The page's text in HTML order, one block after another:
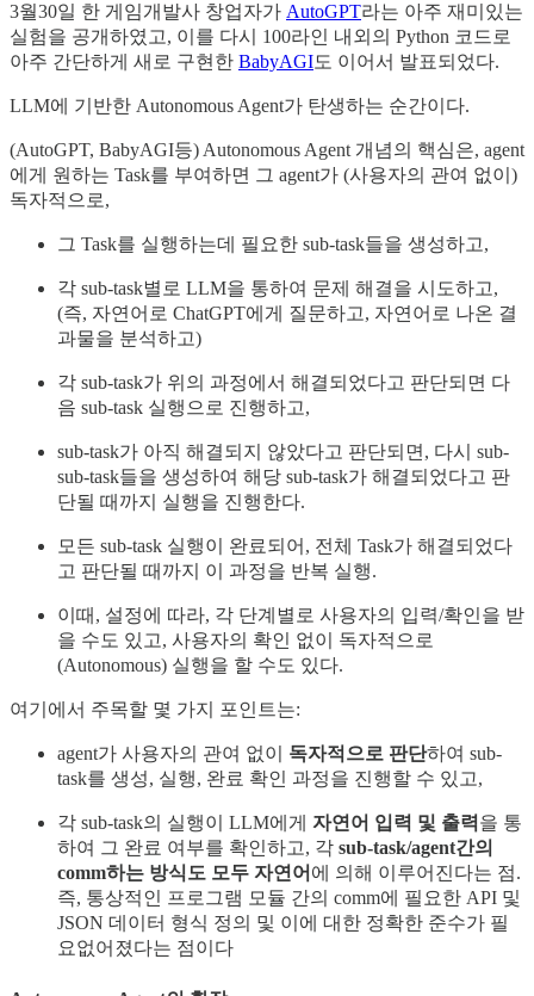
3월30일 한 게임개발사 창업자가 AutoGPT라는 아주 재미있는
실험을 공개하였고, 이를 다시 100라인 내외의 Python 코드로
아주 간단하게 새로 구현한 BabyAGI도 이어서 발표되었다.
LLM에 기반한 Autonomous Agent가 탄생하는 순간이다.
(AutoGPT, BabyAGI등) Autonomous Agent 개념의 핵심은, agent
에게 원하는 Task를 부여하면 그 agent가 (사용자의 관여 없이)
독자적으로,
그 Task를 실행하는데 필요한 sub-task들을 생성하고,
각 sub-task별로 LLM을 통하여 문제 해결을 시도하고,
(즉, 자연어로 ChatGPT에게 질문하고, 자연어로 나온 결
과물을 분석하고)
각 sub-task가 위의 과정에서 해결되었다고 판단되면 다
음 sub-task 실행으로 진행하고,
sub-task가 아직 해결되지 않았다고 판단되면, 다시 sub-
sub-task들을 생성하여 해당 sub-task가 해결되었다고 판
단될 때까지 실행을 진행한다.
모든 sub-task 실행이 완료되어, 전체 Task가 해결되었다
고 판단될 때까지 이 과정을 반복 실행.
이때, 설정에 따라, 각 단계별로 사용자의 입력/확인을 받
을 수도 있고, 사용자의 확인 없이 독자적으로
(Autonomous) 실행을 할 수도 있다.
여기에서 주목할 몇 가지 포인트는:
agent가 사용자의 관여 없이 독자적으로 판단하여 sub-
task를 생성, 실행, 완료 확인 과정을 진행할 수 있고,
각 sub-task의 실행이 LLM에게 자연어 입력 및 출력 을 통
하여 그 완료 여부를 확인하고, 각 sub-task/agent간의
comm하는 방식도 모두 자연어 에 의해 이루어진다는 점.
즉, 통상적인 프로그램 모듈 간의 comm에 필요한 API 및
JSON 데이터 형식 정의 및 이에 대한 정확한 준수가 필
요없어졌다는 점이다